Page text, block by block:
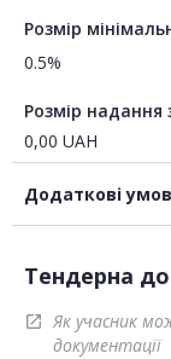
Розмір
0.5%
Розмір надання
0,00 UAH
Додаткові
Тендерна
open_in_new
Як учасник
документації